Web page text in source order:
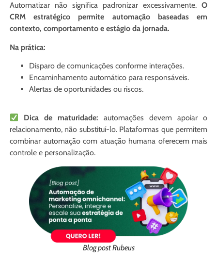
Automatizar não significa padronizar excessivamente. O
CRM estratégico permite automação baseadas em
contexto, comportamento e estágio da jornada.
Na prática:
Disparo de comunicações conforme interações.
Encaminhamento automático para responsáveis.
Alertas de oportunidades ou riscos.
Dica de maturidade: automações devem apoiar o
relacionamento, não substituí-lo. Plataformas que permitem
combinar automação com atuação humana oferecem mais
controle e personalização.
Blog post Rubeus